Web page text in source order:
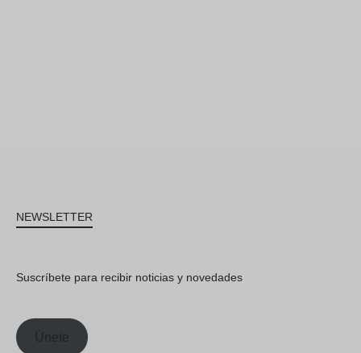
NEWSLETTER
Suscríbete para recibir noticias y novedades
Únete